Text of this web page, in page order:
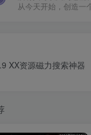
从今天开始，创造一
XX资源磁力搜索神器